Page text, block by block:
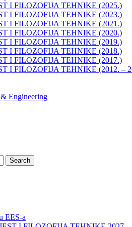
I FILOZOFIJA TEHNIKE (2025.)
I FILOZOFIJA TEHNIKE (2023.)
I FILOZOFIJA TEHNIKE (2021.)
I FILOZOFIJA TEHNIKE (2020.)
I FILOZOFIJA TEHNIKE (2019.)
I FILOZOFIJA TEHNIKE (2018.)
I FILOZOFIJA TEHNIKE (2017.)
I FILOZOFIJA TEHNIKE (2012. –
Engineering
Search
EES-a